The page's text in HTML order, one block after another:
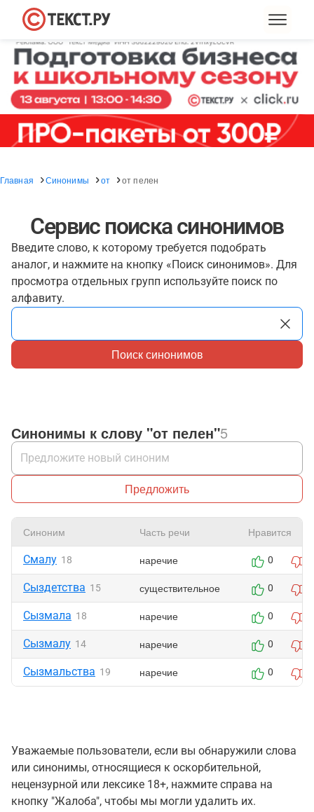
Главная Синонимы от от пелен
Сервис поиска синонимов
Введите слово, к которому требуется подобрать
аналог, и нажмите на кнопку «Поиск синонимов». Для
просмотра отдельных групп используйте поиск по
алфавиту.
Поиск синонимов
Синонимы к слову "от пелен"5
Предложить
Синоним Часть речи Нравится
Смалу 18 наречие 0
Сыздетства 15 существительное 0
Сызмала 18 наречие 0
Сызмалу 14 наречие 0
Сызмальства 19 наречие 0
Уважаемые пользователи, если вы обнаружили слова
или синонимы, относящиеся к оскорбительной,
нецензурной или лексике 18+, нажмите справа на
кнопку "Жалоба", чтобы мы могли удалить их.